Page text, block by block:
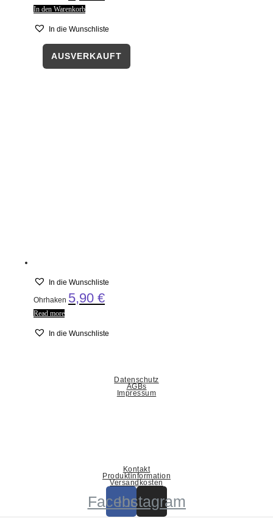
In den Warenkorb
In die Wunschliste
In die Wunschliste
Ohrhaken 5,90 €
Read more
In die Wunschliste
Datenschutz
AGBs
Impressum
Kontakt
Produktinformation
Versandkosten
Facebook
Instagram